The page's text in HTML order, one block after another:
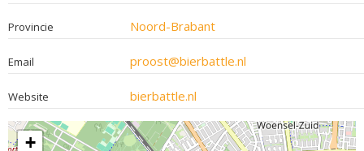
Provincie Noord-Brabant
Email proost@bierbattle.nl
Website bierbattle.nl
+